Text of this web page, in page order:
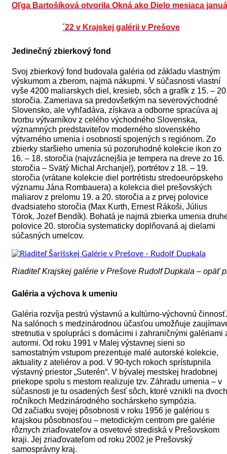
Oľga Bartošíková otvorila Okná ako Dielo mesiaca
´22 v Krajskej galérii v Prešove
Jedinečný zbierkový fond
Svoj zbierkový fond budovala galéria od základu vlastným
výskumom a zberom, najmä nákupmi. V súčasnosti vlastní
vyše 4200 maliarskych diel, kresieb, sôch a grafík z 15. –
storočia. Zameriava sa predovšetkým na severovýchodné
Slovensko, ale vyhľadáva, získava a odborne spracúva aj
tvorbu výtvarníkov z celého východného Slovenska,
významných predstaviteľov moderného slovenského
výtvarného umenia i osobností spojených s regiónom. Zo
zbierky staršieho umenia sú pozoruhodné kolekcie ikon zo
16. – 18. storočia (najvzácnejšia je tempera na dreve zo 16.
storočia – Svätý Michal Archanjel), portrétov z 18. – 19.
storočia (vrátane kolekcie diel portrétistu stredoeurópskeho
významu Jána Rombauera) a kolekcia diel prešovských
maliarov z prelomu 19. a 20. storočia a z prvej polovice
dvadsiateho storočia (Max Kurth, Ernest Rákoši, Július
Törok, Jozef Bendík). Bohatá je najmä zbierka umenia
polovice 20. storočia systematicky doplňovaná aj dielami
súčasných umelcov.
Riaditeľ Krajskej galérie v Prešove Rudolf Dupkala – opäť
Galéria a výchova k umeniu
Galéria rozvíja pestrú výstavnú a kultúrno-výchovnú činnosť.
Na salónoch s medzinárodnou účasťou umožňuje
stretnutia v spolupráci s domácimi i zahraničnými galériami
autormi. Od roku 1991 v Malej výstavnej sieni so
samostatným vstupom prezentuje malé autorské kolekcie,
aktuality z ateliérov a pod. V 90-tych rokoch sprístupnila
výstavný priestor „Suterén“. V bývalej mestskej hradobnej
priekope spolu s mestom realizuje tzv. Záhradu umenia – v
súčasnosti je tu osadených šesť sôch, ktoré vznikli na dvoch
ročníkoch Medzinárodného sochárskeho sympózia.
Od začiatku svojej pôsobnosti v roku 1956 je galériou s
krajskou pôsobnosťou – metodickým centrom pre galérie
rôznych zriaďovateľov a osvetové strediská v Prešovskom
kraji. Jej zriaďovateľom od roku 2002 je Prešovský
samosprávny kraj.